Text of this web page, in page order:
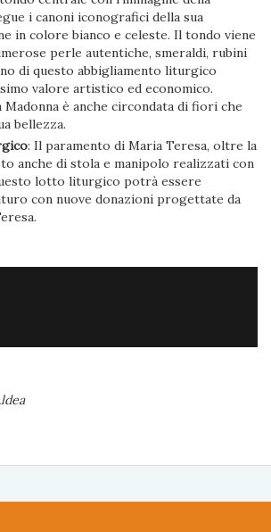
i canoni iconografici della sua
in colore bianco e celeste. Il tondo viene
perle autentiche, smeraldi, rubini
di questo abbigliamento liturgico
valore artistico ed economico.
Madonna è anche circondata di fiori che
bellezza.
: Il paramento di Maria Teresa, oltre la
anche di stola e manipolo realizzati con
lotto liturgico potrà essere
con nuove donazioni progettate da